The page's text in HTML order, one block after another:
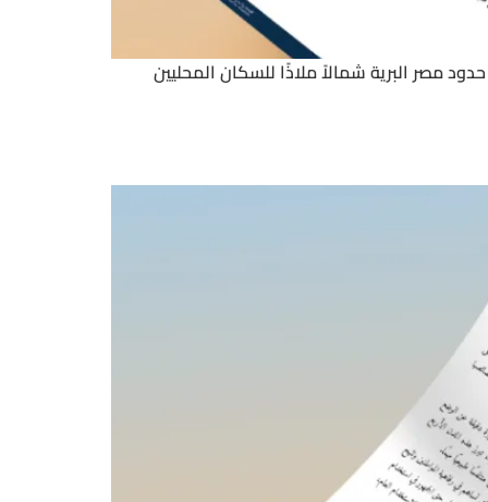
مصر البرية شمالاً ملاذًا للسكان المحليين